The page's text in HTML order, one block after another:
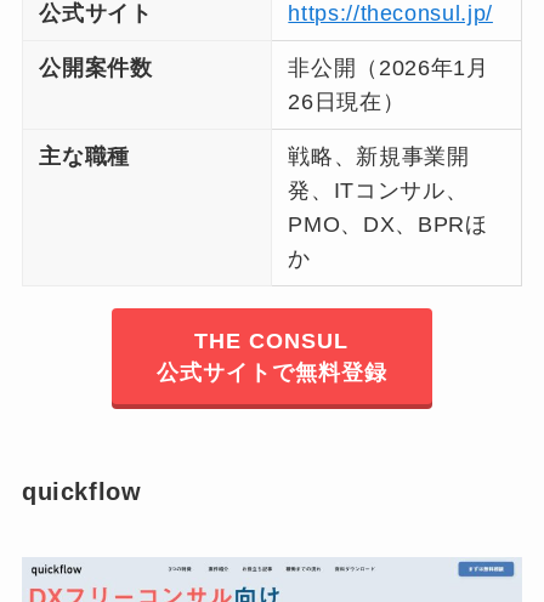
公式サイト https://theconsul.jp/
公開案件数
非公開（2026年1月
26日現在）
主な職種
戦略、新規事業開
発、ITコンサル、
PMO、DX、BPRほ
か
THE CONSUL
公式サイトで無料登録
quickflow